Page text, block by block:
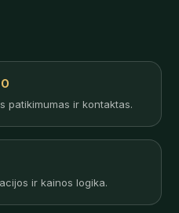
patikimumas ir kontaktas.
ir kainos logika.